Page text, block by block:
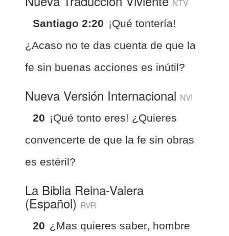
NTV
Santiago 2:20 ¡Qué tontería!
¿Acaso no te das cuenta de que la
fe sin buenas acciones es inútil?
Nueva Versión Internacional NVI
20 ¡Qué tonto eres! ¿Quieres
convencerte de que la fe sin obras
es estéril?
La Biblia Reina-Valera
(Español) RVR
20 ¿Mas quieres saber, hombre